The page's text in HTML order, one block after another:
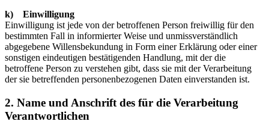
k) Einwilligung
Einwilligung ist jede von der betroffenen Person freiwillig für den
bestimmten Fall in informierter Weise und unmissverständlich
abgegebene Willensbekundung in Form einer Erklärung oder einer
sonstigen eindeutigen bestätigenden Handlung, mit der die
betroffene Person zu verstehen gibt, dass sie mit der Verarbeitung
der sie betreffenden personenbezogenen Daten einverstanden ist.
2. Name und Anschrift des für die Verarbeitung
Verantwortlichen